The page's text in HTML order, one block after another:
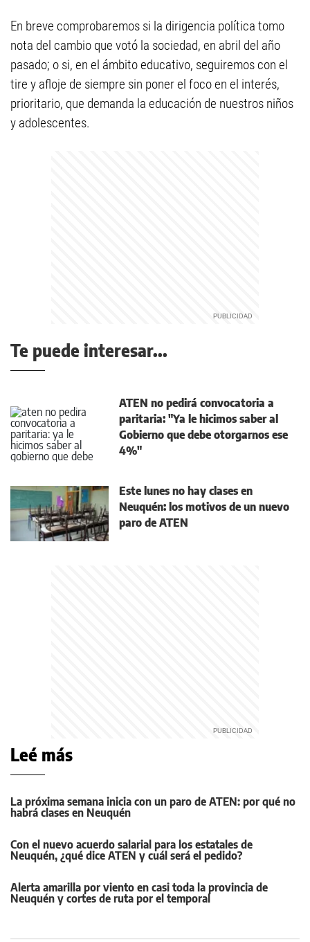
En breve comprobaremos si la dirigencia política tomo
nota del cambio que votó la sociedad, en abril del año
pasado; o si, en el ámbito educativo, seguiremos con el
tire y afloje de siempre sin poner el foco en el interés,
prioritario, que demanda la educación de nuestros niños
y adolescentes.
Te puede interesar...
ATEN no pedirá convocatoria a
paritaria: "Ya le hicimos saber al
Gobierno que debe otorgarnos ese
4%"
Este lunes no hay clases en
Neuquén: los motivos de un nuevo
paro de ATEN
Leé más
La próxima semana inicia con un paro de ATEN: por qué no
habrá clases en Neuquén
Con el nuevo acuerdo salarial para los estatales de
Neuquén, ¿qué dice ATEN y cuál será el pedido?
Alerta amarilla por viento en casi toda la provincia de
Neuquén y cortes de ruta por el temporal